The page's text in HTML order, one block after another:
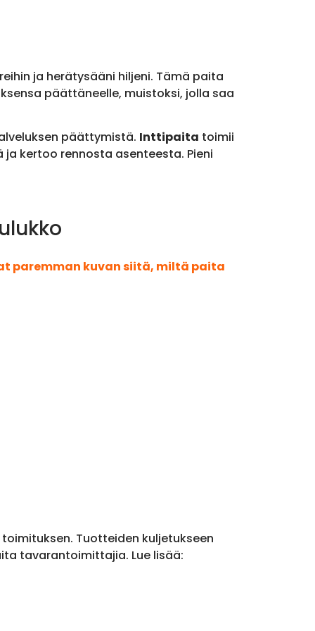
ja herätysääni hiljeni. Tämä paita
päättäneelle, muistoksi, jolla saa
päättymistä. Inttipaita toimii
kertoo rennosta asenteesta. Pieni
paremman kuvan siitä, miltä paita
Tuotteiden kuljetukseen
tavarantoimittajia. Lue lisää: